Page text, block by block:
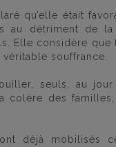
qu’elle était
au détriment de
Elle considère
souffrance.
seuls, au
colère des
déjà